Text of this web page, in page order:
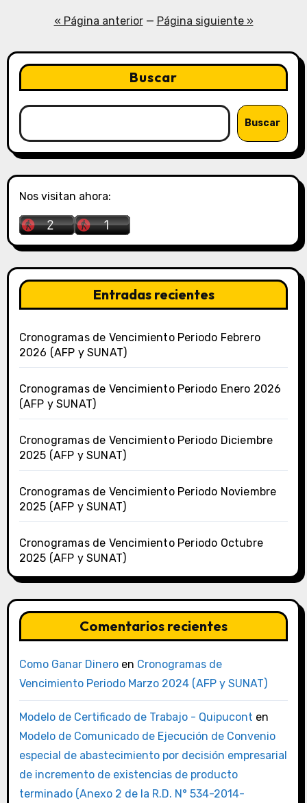
« Página anterior— Página siguiente »
Buscar
Buscar
Nos visitan ahora:
Entradas recientes
Cronogramas de Vencimiento Periodo Febrero
2026 (AFP y SUNAT)
Cronogramas de Vencimiento Periodo Enero 2026
(AFP y SUNAT)
Cronogramas de Vencimiento Periodo Diciembre
2025 (AFP y SUNAT)
Cronogramas de Vencimiento Periodo Noviembre
2025 (AFP y SUNAT)
Cronogramas de Vencimiento Periodo Octubre
2025 (AFP y SUNAT)
Comentarios recientes
Como Ganar Dineroen Cronogramas de
Vencimiento Periodo Marzo 2024 (AFP y SUNAT)
Modelo de Certificado de Trabajo - Quipucont en
Modelo de Comunicado de Ejecución de Convenio
especial de abastecimiento por decisión empresarial
de incremento de existencias de producto
terminado (Anexo 2 de la R.D. N° 534-2014-